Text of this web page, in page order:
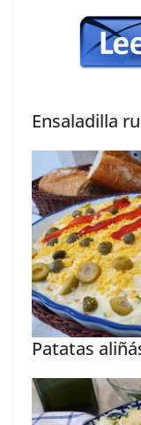
Ensaladilla
Patatas